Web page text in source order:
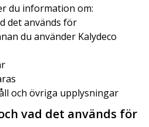
du information om:
det används för
du använder Kalydeco
och övriga upplysningar
vad det används för